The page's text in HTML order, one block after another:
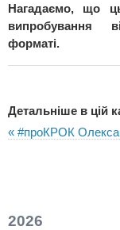
Нагадаємо, що
випробування
форматі.
Детальніше в цій
« #проКРОК
2026